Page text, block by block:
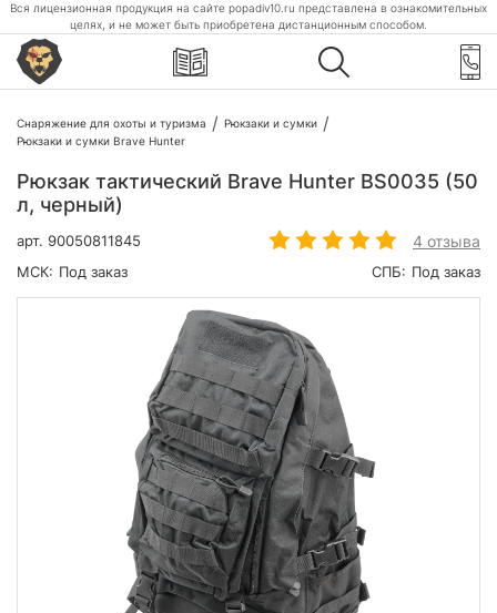
Вся лицензионная продукция на сайте popadiv10.ru представлена в ознакомительных
целях, и не может быть приобретена дистанционным способом.
Снаряжение для охоты и туризма
Рюкзаки и сумки
Рюкзаки и сумки Brave Hunter
Рюкзак тактический Brave Hunter BS0035 (50
л, черный)
арт. 90050811845 4 отзыва
МСК: Под заказ СПБ: Под заказ